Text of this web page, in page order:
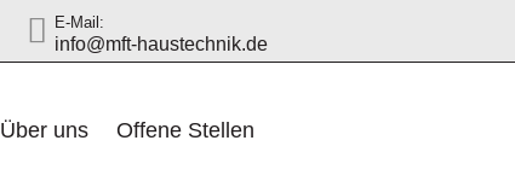
E-Mail:
info@mft-haustechnik.de
Über uns Offene Stellen